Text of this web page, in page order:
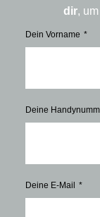
dir,
Dein Vorname
Deine
Deine E-Mail